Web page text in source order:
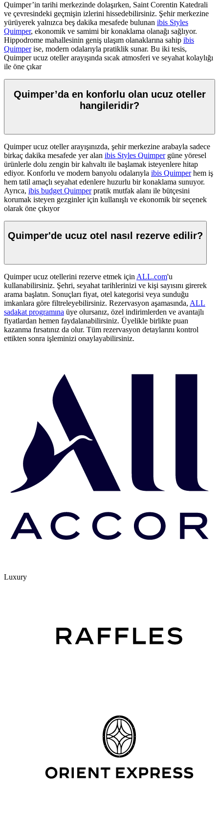
Quimper’in tarihi merkezinde dolaşırken, Saint Corentin Katedrali
ve çevresindeki geçmişin izlerini hissedebilirsiniz. Şehir merkezine
yürüyerek yalnızca beş dakika mesafede bulunan ibis Styles
Quimper, ekonomik ve samimi bir konaklama olanağı sağlıyor.
Hippodrome mahallesinin geniş ulaşım olanaklarına sahip ibis
Quimperise, modern odalarıyla pratiklik sunar. Bu iki tesis,
Quimper ucuz oteller arayışında sıcak atmosferi ve seyahat kolaylığı
ile öne çıkar
Quimper’da en konforlu olan ucuz oteller
hangileridir?
Quimper ucuz oteller arayışınızda, şehir merkezine arabayla sadece
birkaç dakika mesafede yer alan ibis Styles Quimpergüne yöresel
ürünlerle dolu zengin bir kahvaltı ile başlamak isteyenlere hitap
ediyor. Konforlu ve modern banyolu odalarıyla ibis Quimperhem iş
hem tatil amaçlı seyahat edenlere huzurlu bir konaklama sunuyor.
Ayrıca, ibis budget Quimperpratik mutfak alanı ile bütçesini
korumak isteyen gezginler için kullanışlı ve ekonomik bir seçenek
olarak öne çıkıyor
Quimper'de ucuz otel nasıl rezerve edilir?
Quimper ucuz otellerini rezerve etmek için ALL.com'u
kullanabilirsiniz. Şehri, seyahat tarihlerinizi ve kişi sayısını girerek
arama başlatın. Sonuçları fiyat, otel kategorisi veya sunduğu
imkanlara göre filtreleyebilirsiniz. Rezervasyon aşamasında, ALL
sadakat programına üye olursanız, özel indirimlerden ve avantajlı
fiyatlardan hemen faydalanabilirsiniz. Üyelikle birlikte puan
kazanma fırsatınız da olur. Tüm rezervasyon detaylarını kontrol
ettikten sonra işleminizi onaylayabilirsiniz.
Luxury